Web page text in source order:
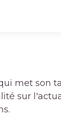
met son
sur